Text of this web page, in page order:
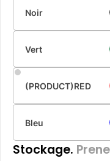
Noir
Vert
(PRODUCT)RED
Bleu
Stockage.